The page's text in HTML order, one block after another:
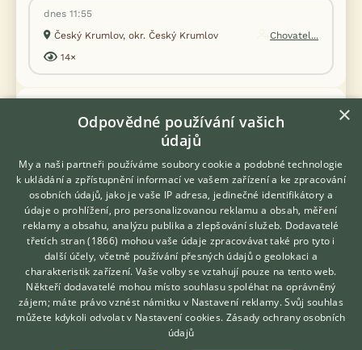
dnes 11:55
Český Krumlov, okr. Český Krumlov
Chovatel...
14×
Hobby Cvrčci (2 zajímavé a jedinečné Druhy.)
Mám navíc Cvrčky: Homoeogryllus xanthographus - 10ks/ 300Kč
Hledáte zvířecího kamaráda?
Zdarma vám poradí
VETERINÁŘ ONLINE
KONZULTOVAT S
VETERINÁŘEM
×
Odpovědné používání vašich
údajů
My a naši partneři používáme soubory cookie a podobné technologie
k ukládání a zpřístupnění informací ve vašem zařízení a ke zpracování
osobních údajů, jako je vaše IP adresa, jedinečné identifikátory a
údaje o prohlížení, pro personalizovanou reklamu a obsah, měření
reklamy a obsahu, analýzu publika a zlepšování služeb. Dodavatelé
třetích stran (1866) mohou vaše údaje zpracovávat také pro tyto i
další účely, včetně používání přesných údajů o geolokaci a
charakteristik zařízení. Vaše volby se vztahují pouze na tento web.
Někteří dodavatelé mohou místo souhlasu spoléhat na oprávněný
zájem; máte právo vznést námitku v Nastavení reklamy. Svůj souhlas
můžete kdykoli odvolat v Nastavení cookies. Zásady ochrany osobních
údajů